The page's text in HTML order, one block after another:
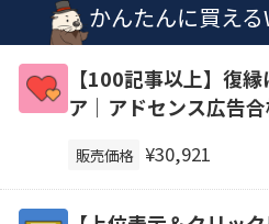
かんたんに買え
【100記事以上】復
ア｜アドセンス広告
販売価格 ¥30,921